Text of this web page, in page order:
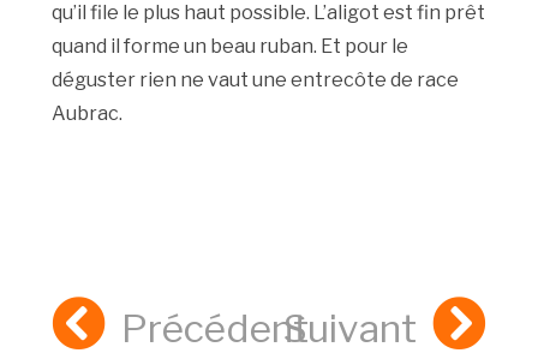
qu’il file le plus haut possible. L’aligot est fin prêt
quand il forme un beau ruban. Et pour le
déguster rien ne vaut une entrecôte de race
Aubrac.
PrécédentSuivant